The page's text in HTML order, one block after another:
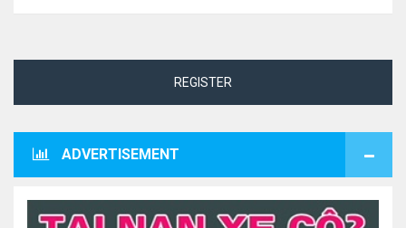
REGISTER
ADVERTISEMENT